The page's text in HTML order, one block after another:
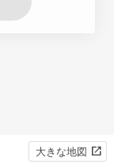
大きな地図